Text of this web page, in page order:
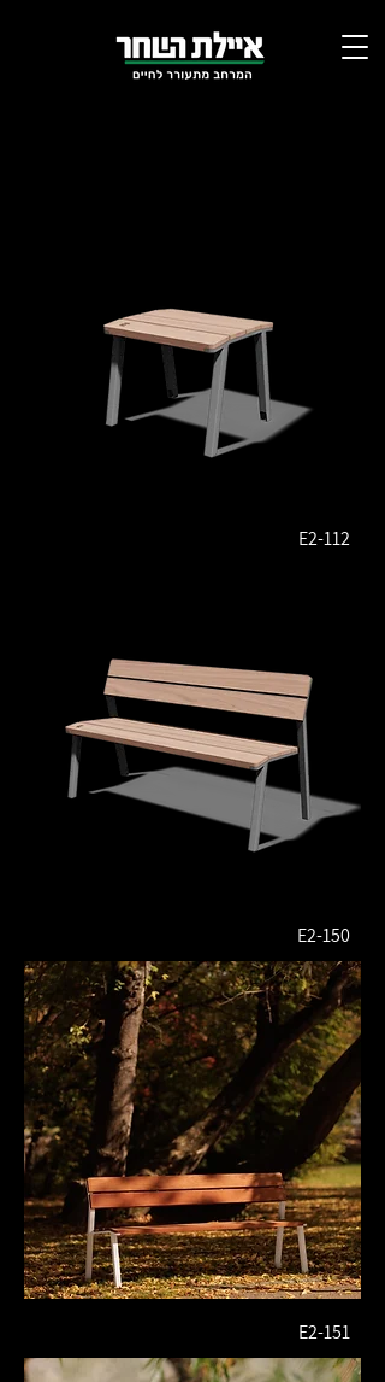
E2-112
E2-150
E2-151